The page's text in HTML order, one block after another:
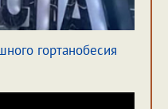
гортанобесия